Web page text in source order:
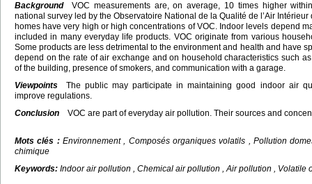
Background VOC measurements are, on average, 10 times higher
national survey led by the Observatoire National de la Qualité de l’Air
homes have very high or high concentrations of VOC. Indoor levels depend
included in many everyday life products. VOC originate from various
Some products are less detrimental to the environment and health and have
depend on the rate of air exchange and on household characteristics such
of the building, presence of smokers, and communication with a garage.
Viewpoints The public may participate in maintaining good indoor air
improve regulations.
Conclusion VOC are part of everyday air pollution. Their sources and
Mots clés : Environnement , Composés organiques volatils , Pollution
chimique
Keywords: Indoor air pollution , Chemical air pollution , Air pollution , Volatile